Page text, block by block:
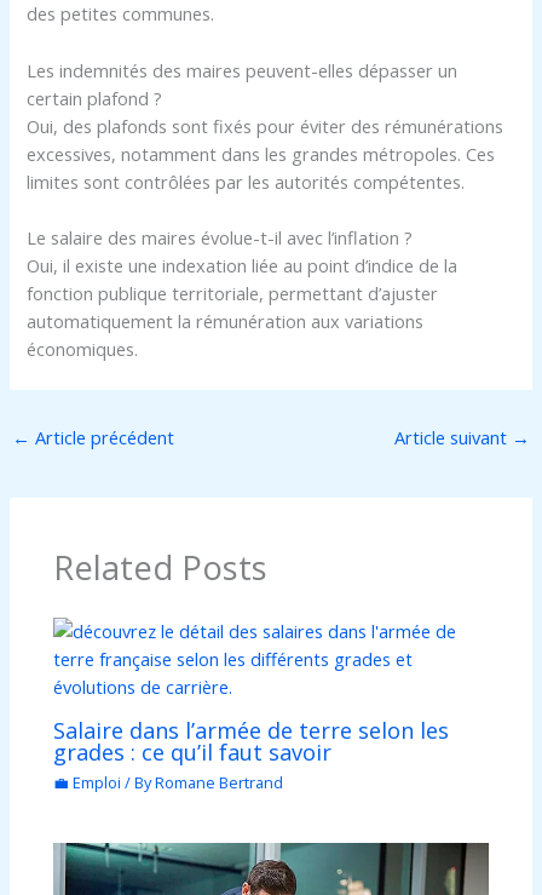
des petites communes.
Les indemnités des maires peuvent-elles dépasser un
certain plafond ?
Oui, des plafonds sont fixés pour éviter des rémunérations
excessives, notamment dans les grandes métropoles. Ces
limites sont contrôlées par les autorités compétentes.
Le salaire des maires évolue-t-il avec l’inflation ?
Oui, il existe une indexation liée au point d’indice de la
fonction publique territoriale, permettant d’ajuster
automatiquement la rémunération aux variations
économiques.
← Article précédent Article suivant →
Related Posts
Salaire dans l’armée de terre selon les
grades : ce qu’il faut savoir
💼 Emploi / ByRomane Bertrand